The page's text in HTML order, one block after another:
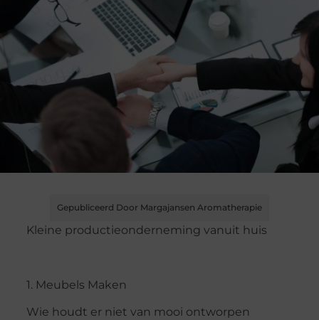
Gepubliceerd Door Margajansen Aromatherapie
Kleine productieonderneming vanuit huis
1. Meubels Maken
Wie houdt er niet van mooi ontworpen